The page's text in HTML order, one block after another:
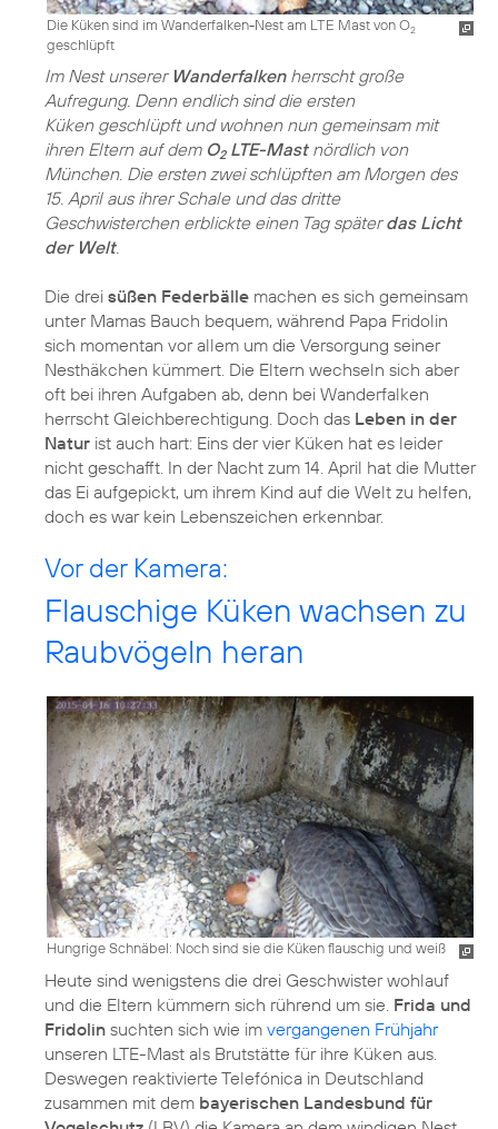
Die Küken sind im Wanderfalken-Nest am LTE Mast von O2
geschlüpft
Im Nest unserer Wanderfalkenherrscht große
Aufregung. Denn endlich sind die ersten
Küken geschlüpft und wohnen nun gemeinsam mit
ihren Eltern auf dem O2LTE-Mastnördlich von
München. Die ersten zwei schlüpften am Morgen des
15. April aus ihrer Schale und das dritte
Geschwisterchen erblickte einen Tag späterdas Licht
der Welt.
Die drei süßen Federbälle machen es sich gemeinsam
unter Mamas Bauch bequem, während Papa Fridolin
sich momentan vor allem um die Versorgung seiner
Nesthäkchen kümmert. Die Eltern wechseln sich aber
oft bei ihren Aufgaben ab, denn bei Wanderfalken
herrscht Gleichberechtigung. Doch das Leben in der
Natur ist auch hart: Eins der vier Küken hat es leider
nicht geschafft. In der Nacht zum 14. April hat die Mutter
das Ei aufgepickt, um ihrem Kind auf die Welt zu helfen,
doch es war kein Lebenszeichen erkennbar.
Vor der Kamera:
Flauschige Küken wachsen zu
Raubvögeln heran
Hungrige Schnäbel: Noch sind sie die Küken flauschig und weiß
Heute sind wenigstens die drei Geschwister wohlauf
und die Eltern kümmern sich rührend um sie. Frida und
Fridolin suchten sich wie im vergangenen Frühjahr
unseren LTE-Mast als Brutstätte für ihre Küken aus.
Deswegen reaktivierte Telefónica in Deutschland
zusammen mit dem bayerischen Landesbund für